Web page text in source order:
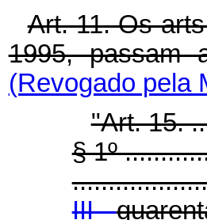
Art. 11. Os
1995, passam
(Revogado pela
"Art. 15.
§ 1º
III -